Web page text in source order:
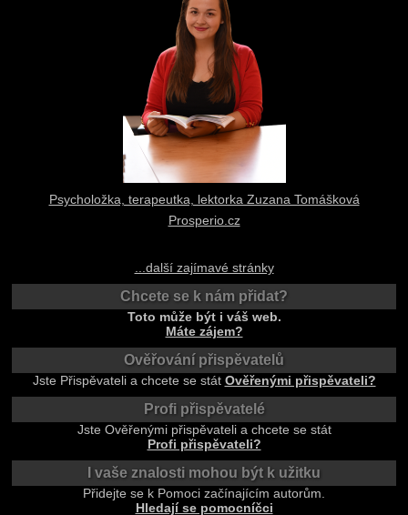
Psycholožka, terapeutka, lektorka Zuzana Tomášková
Prosperio.cz
...další zajímavé stránky
Chcete se k nám přidat?
Toto může být i váš web.
Máte zájem?
Ověřování přispěvatelů
Jste Přispěvateli a chcete se stát Ověřenými přispěvateli?
Profi přispěvatelé
Jste Ověřenými přispěvateli a chcete se stát
Profi přispěvateli?
I vaše znalosti mohou být k užitku
Přidejte se k Pomoci začínajícím autorům.
Hledají se pomocníčci